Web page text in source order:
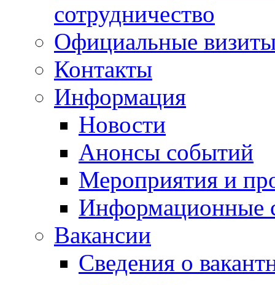
сотрудничество
Официальные
Контакты
Информация
Новости
Анонсы событий
Мероприятия и
Информационные
Вакансии
Сведения о